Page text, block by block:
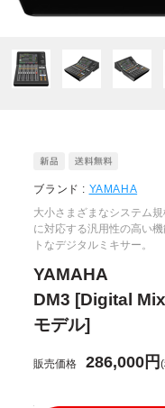
ブランド : YAMAHA
大小さまざまなシステム
に対応する汎用性の高い
トなデジタルミキサー。
YAMAHA
DM3 [Digital
モデル]
販売価格 286,000円